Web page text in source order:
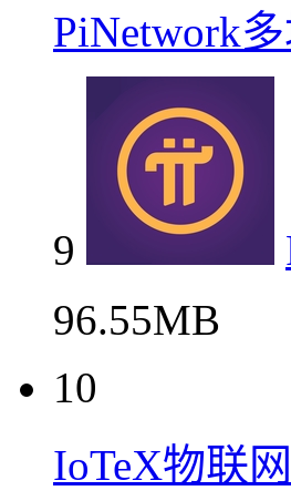
PiNetwork
9
96.55MB
10
IoTeX物联